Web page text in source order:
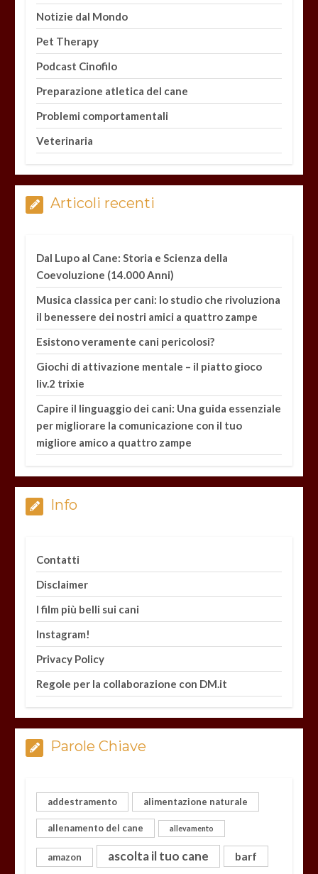
Notizie dal Mondo
Pet Therapy
Podcast Cinofilo
Preparazione atletica del cane
Problemi comportamentali
Veterinaria
Articoli recenti
Dal Lupo al Cane: Storia e Scienza della
Coevoluzione (14.000 Anni)
Musica classica per cani: lo studio che rivoluziona
il benessere dei nostri amici a quattro zampe
Esistono veramente cani pericolosi?
Giochi di attivazione mentale – il piatto gioco
liv.2 trixie
Capire il linguaggio dei cani: Una guida essenziale
per migliorare la comunicazione con il tuo
migliore amico a quattro zampe
Info
Contatti
Disclaimer
I film più belli sui cani
Instagram!
Privacy Policy
Regole per la collaborazione con DM.it
Parole Chiave
addestramento alimentazione naturale
allenamento del cane allevamento
amazon ascolta il tuo cane barf